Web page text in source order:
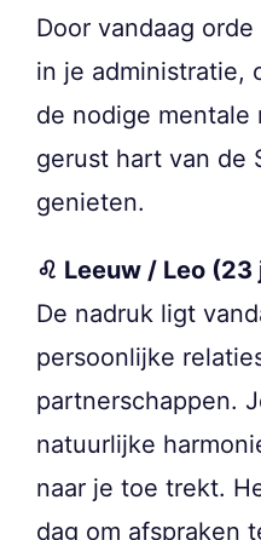
Door vandaag
in je administratie,
de nodige mentale
gerust hart van de
genieten.
♌ Leeuw / Leo
De nadruk ligt
persoonlijke
partnerschappen.
natuurlijke
naar je toe trekt.
dag om afspraken